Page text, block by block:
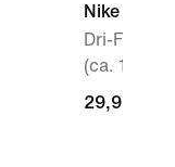
Nike
Dri-FIT-
(ca. 10 cm)
29,99 €
29,99 €